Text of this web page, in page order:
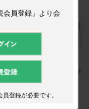
応を有する亜鉛製剤
ノベルジン®です
社団法人 日本臨床栄養学
会員登録」より会
登録が必要です。